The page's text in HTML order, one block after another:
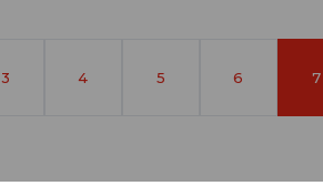
Página
3 Página
4 Página
5 Página
6 7